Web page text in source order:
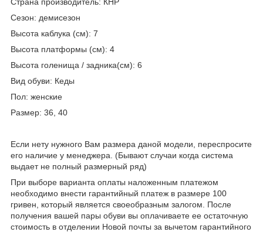
Сезон: демисезон
Высота каблука (см): 7
Высота платформы (см): 4
Высота голенища / задника(см): 6
Вид обуви: Кеды
Пол: женские
Размер: 36, 40
Если нету нужного Вам размера даной модели, переспросите
его наличие у менеджера. (Бывают случаи когда система
выдает не полный размерный ряд)
При выборе варианта оплаты наложенным платежом
необходимо внести гарантийный платеж в размере 100
гривен, который является своеобразным залогом. После
получения вашей пары обуви вы оплачиваете ее остаточную
стоимость в отделении Новой почты за вычетом гарантийного